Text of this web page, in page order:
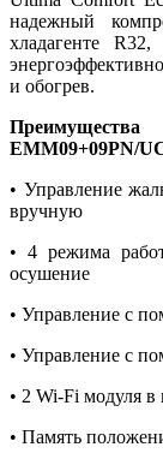
надежный
хладагенте
и обогрев.
EMM09+09PN/
• Управление
вручную
• 4 режима
осушение
• Управление с
• Управление с
• 2 Wi-Fi модуля
• Память